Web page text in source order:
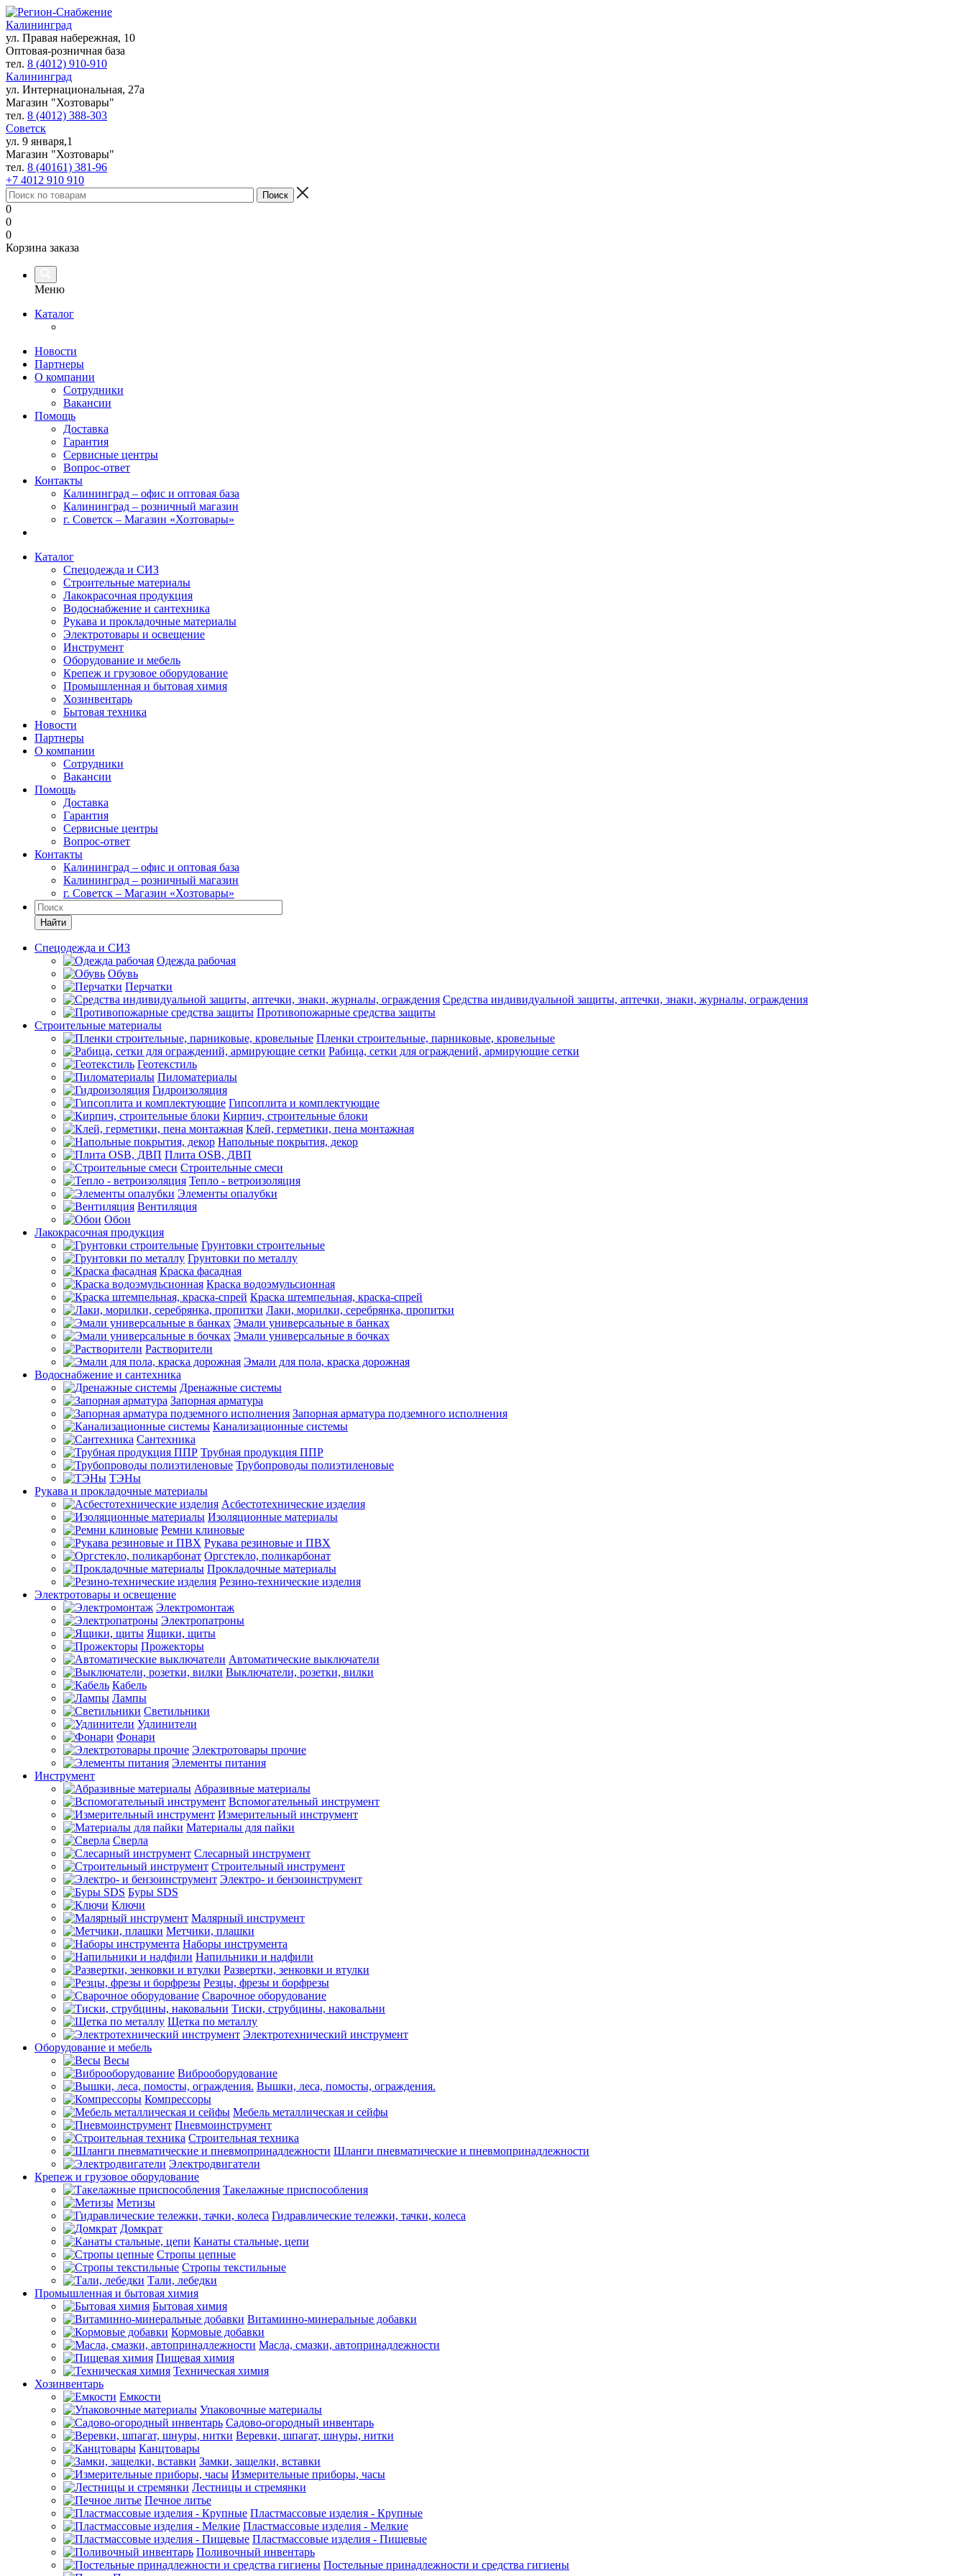
Калининград
ул. Правая набережная, 10
Оптовая-розничная база
тел. 8 (4012) 910-910
Калининград
ул. Интернациональная, 27а
Магазин "Хозтовары"
тел. 8 (4012) 388-303
Советск
ул. 9 января,1
Магазин "Хозтовары"
тел. 8 (40161) 381-96
+7 4012 910 910
0
0
0
Корзина заказа
Меню
Каталог
Новости
Партнеры
О компании
Сотрудники
Вакансии
Помощь
Доставка
Гарантия
Сервисные центры
Вопрос-ответ
Контакты
Калининград – офис и оптовая база
Калининград – розничный магазин
г. Советск – Магазин «Хозтовары»
Каталог
Спецодежда и СИЗ
Строительные материалы
Лакокрасочная продукция
Водоснабжение и сантехника
Рукава и прокладочные материалы
Электротовары и освещение
Инструмент
Оборудование и мебель
Крепеж и грузовое оборудование
Промышленная и бытовая химия
Хозинвентарь
Бытовая техника
Новости
Партнеры
О компании
Сотрудники
Вакансии
Помощь
Доставка
Гарантия
Сервисные центры
Вопрос-ответ
Контакты
Калининград – офис и оптовая база
Калининград – розничный магазин
г. Советск – Магазин «Хозтовары»
Найти
Спецодежда и СИЗ
Одежда рабочая
Обувь
Перчатки
Средства индивидуальной защиты, аптечки, знаки, журналы, ограждения
Противопожарные средства защиты
Строительные материалы
Пленки строительные, парниковые, кровельные
Рабица, сетки для ограждений, армирующие сетки
Геотекстиль
Пиломатериалы
Гидроизоляция
Гипсоплита и комплектующие
Кирпич, строительные блоки
Клей, герметики, пена монтажная
Напольные покрытия, декор
Плита OSB, ДВП
Строительные смеси
Тепло - ветроизоляция
Элементы опалубки
Вентиляция
Обои
Лакокрасочная продукция
Грунтовки строительные
Грунтовки по металлу
Краска фасадная
Краска водоэмульсионная
Краска штемпельная, краска-спрей
Лаки, морилки, серебрянка, пропитки
Эмали универсальные в банках
Эмали универсальные в бочках
Растворители
Эмали для пола, краска дорожная
Водоснабжение и сантехника
Дренажные системы
Запорная арматура
Запорная арматура подземного исполнения
Канализационные системы
Сантехника
Трубная продукция ППР
Трубопроводы полиэтиленовые
ТЭНы
Рукава и прокладочные материалы
Асбестотехнические изделия
Изоляционные материалы
Ремни клиновые
Рукава резиновые и ПВХ
Оргстекло, поликарбонат
Прокладочные материалы
Резино-технические изделия
Электротовары и освещение
Электромонтаж
Электропатроны
Ящики, щиты
Прожекторы
Автоматические выключатели
Выключатели, розетки, вилки
Кабель
Лампы
Светильники
Удлинители
Фонари
Электротовары прочие
Элементы питания
Инструмент
Абразивные материалы
Вспомогательный инструмент
Измерительный инструмент
Материалы для пайки
Сверла
Слесарный инструмент
Строительный инструмент
Электро- и бензоинструмент
Буры SDS
Ключи
Малярный инструмент
Метчики, плашки
Наборы инструмента
Напильники и надфили
Развертки, зенковки и втулки
Резцы, фрезы и борфрезы
Сварочное оборудование
Тиски, струбцины, наковальни
Щетка по металлу
Электротехнический инструмент
Оборудование и мебель
Весы
Виброоборудование
Вышки, леса, помосты, ограждения.
Компрессоры
Мебель металлическая и сейфы
Пневмоинструмент
Строительная техника
Шланги пневматические и пневмопринадлежности
Электродвигатели
Крепеж и грузовое оборудование
Такелажные приспособления
Метизы
Гидравлические тележки, тачки, колеса
Домкрат
Канаты стальные, цепи
Стропы цепные
Стропы текстильные
Тали, лебедки
Промышленная и бытовая химия
Бытовая химия
Витаминно-минеральные добавки
Кормовые добавки
Масла, смазки, автопринадлежности
Пищевая химия
Техническая химия
Хозинвентарь
Емкости
Упаковочные материалы
Садово-огородный инвентарь
Веревки, шпагат, шнуры, нитки
Канцтовары
Замки, защелки, вставки
Измерительные приборы, часы
Лестницы и стремянки
Печное литье
Пластмассовые изделия - Крупные
Пластмассовые изделия - Мелкие
Пластмассовые изделия - Пищевые
Поливочный инвентарь
Постельные принадлежности и средства гигиены